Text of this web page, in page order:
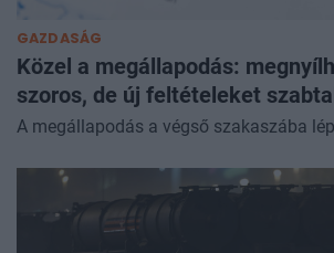
GAZDASÁG
Közel a megállapodás:
szoros, de új feltételeket
A megállapodás a végső szakaszába